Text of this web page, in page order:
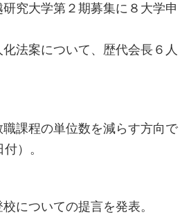
究大学第２期募集に８大学申
法案について、歴代会長６人
課程の単位数を減らす方向で
）。
についての提言を発表。